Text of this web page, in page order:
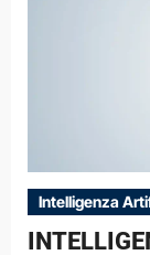
Intelligenza